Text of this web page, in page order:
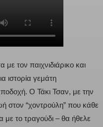
τον παιχνιδιάρικο και
ιστορία γεμάτη
Ο Τάκι Τσαν, με την
στον “χοντρούλη” που κάθε
το τραγούδι – θα ήθελε